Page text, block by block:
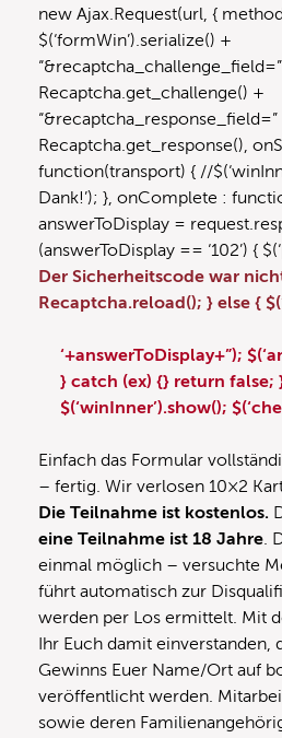
new Ajax.Request(url, {
$(‘formWin’).serialize() +
Recaptcha.get_challenge() +
“&recaptcha_response_field=”
Recaptcha.get_response(),
function(transport) { //
Dank!’); }, onComplete :
answerToDisplay =
(answerToDisplay == ‘102’) {
Der Sicherheitscode war
Recaptcha.reload(); } else {
‘+answerToDisplay+”);
} catch (ex) {} return false;
$(‘winInner’).show();
Einfach das Formular
– fertig. Wir verlosen 10×2
Die Teilnahme ist kostenlos.
eine Teilnahme ist 18 Jahre.
einmal möglich – versuchte
führt automatisch zur
werden per Los ermittelt. Mit
Ihr Euch damit einverstanden,
Gewinns Euer Name/Ort auf
veröffentlicht werden.
sowie deren